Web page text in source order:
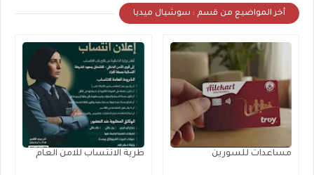
أخر المواضيع من قسم : سوشيال ميديا
مساعدات للسورين طرية الانتساب للامن العام